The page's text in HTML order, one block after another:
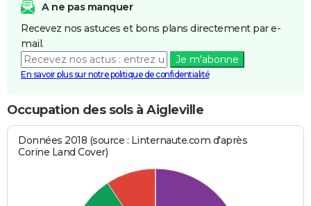
A ne pas manquer
Recevez nos astuces et bons plans directement par e-
mail.
Je m'abonne
En savoir plus sur notre politique de confidentialité
Occupation des sols à Aigleville
Données 2018 (source : Linternaute.com d'après
Corine Land Cover)